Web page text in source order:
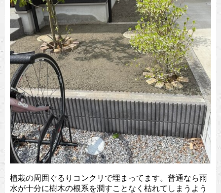
植栽の周囲ぐるりコンクリで埋まってます。普通なら雨
水が十分に樹木の根系を潤すことなく枯れてしまうよう